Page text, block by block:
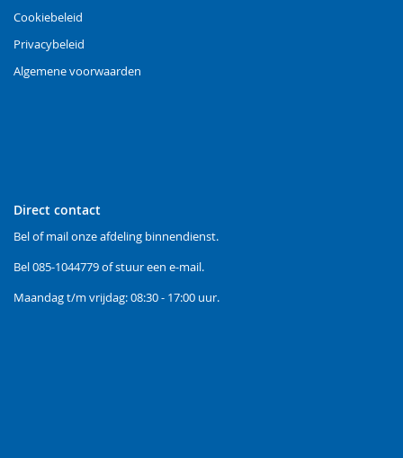
Cookiebeleid
Privacybeleid
Algemene voorwaarden
Direct contact
Bel of mail onze afdeling binnendienst.
Bel085-1044779of stuur een e-mail.
Maandag t/m vrijdag: 08:30 - 17:00 uur.